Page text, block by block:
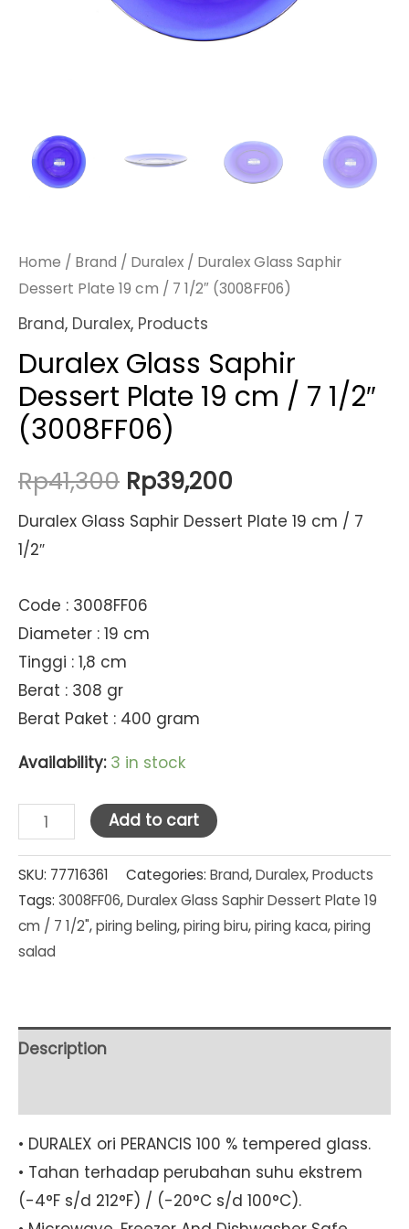
Home / Brand / Duralex / Duralex Glass Saphir
Dessert Plate 19 cm / 7 1/2″ (3008FF06)
Brand, Duralex, Products
Duralex Glass Saphir
Dessert Plate 19 cm / 7 1/2″
(3008FF06)
Rp41,300 Original
price
Rp41,300.
Rp39,200
price
Duralex Glass Saphir Dessert Plate 19 cm / 7
1/2″
Code : 3008FF06
Diameter : 19 cm
Tinggi : 1,8 cm
Berat : 308 gr
Berat Paket : 400 gram
Availability: 3 in stock
Duralex
Glass
Saphir
Dessert
Plate
19
7
Add to cart
SKU: 77716361 Categories: Brand,Duralex,Products
Tags: 3008FF06,Duralex Glass Saphir Dessert Plate 19
cm / 7 1/2",piring beling,piring biru,piring kaca,piring
salad
Description
• DURALEX ori PERANCIS 100 % tempered glass.
• Tahan terhadap perubahan suhu ekstrem
(-4°F s/d 212°F) / (-20°C s/d 100°C).